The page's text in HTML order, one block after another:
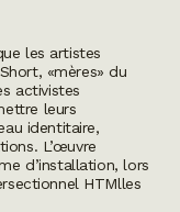
les artistes
«mères» du
activistes
leurs
identitaire,
L’œuvre
d’installation, lors
HTMlles